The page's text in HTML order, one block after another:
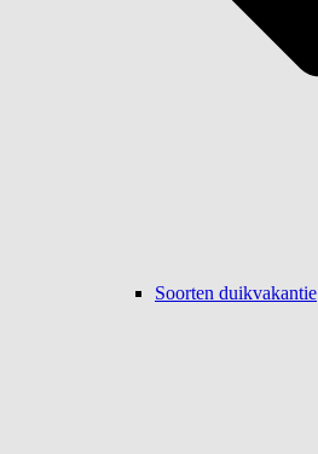
Soorten duikvakantie